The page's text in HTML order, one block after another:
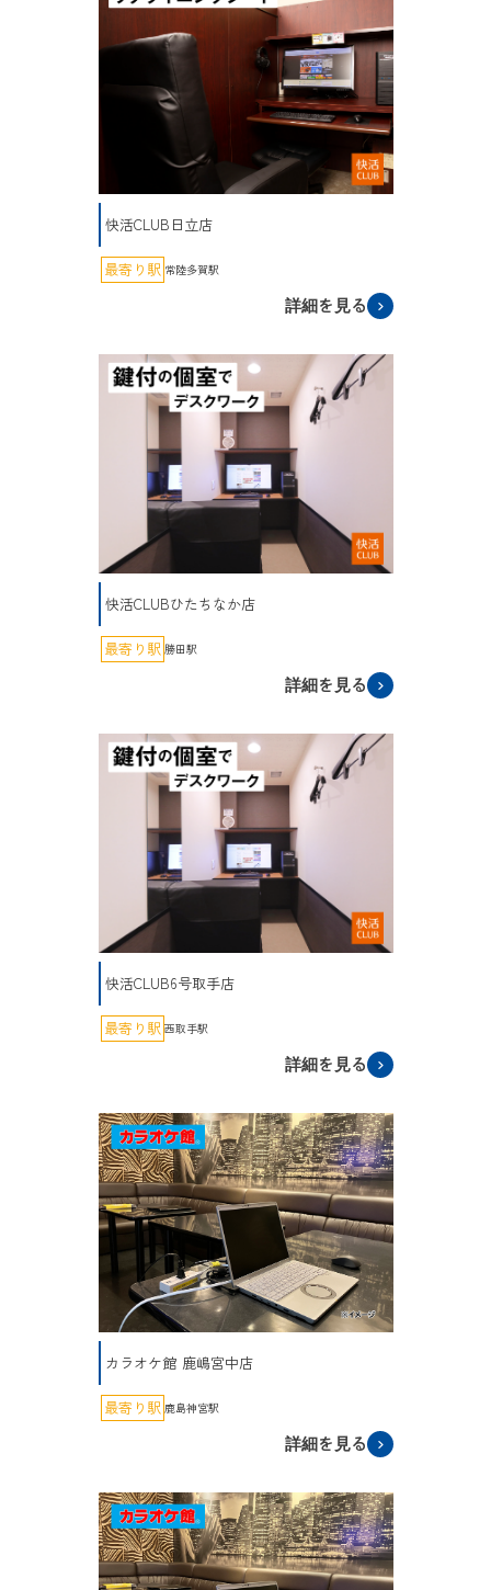
快活CLUB日立店
最寄り駅 常陸多賀駅
詳細を見る
快活CLUBひたちなか店
最寄り駅 勝田駅
詳細を見る
快活CLUB6号取手店
最寄り駅 西取手駅
詳細を見る
カラオケ館 鹿嶋宮中店
最寄り駅 鹿島神宮駅
詳細を見る